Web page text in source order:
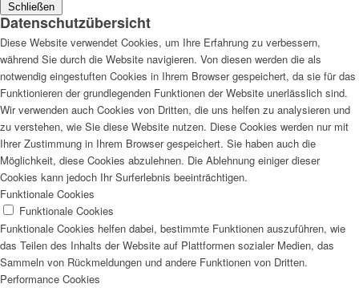
Schließen
Datenschutzübersicht
Diese Website verwendet Cookies, um Ihre Erfahrung zu verbessern,
während Sie durch die Website navigieren. Von diesen werden die als
notwendig eingestuften Cookies in Ihrem Browser gespeichert, da sie für das
Funktionieren der grundlegenden Funktionen der Website unerlässlich sind.
Wir verwenden auch Cookies von Dritten, die uns helfen zu analysieren und
zu verstehen, wie Sie diese Website nutzen. Diese Cookies werden nur mit
Ihrer Zustimmung in Ihrem Browser gespeichert. Sie haben auch die
Möglichkeit, diese Cookies abzulehnen. Die Ablehnung einiger dieser
Cookies kann jedoch Ihr Surferlebnis beeinträchtigen.
Funktionale Cookies
Funktionale Cookies
Funktionale Cookies helfen dabei, bestimmte Funktionen auszuführen, wie
das Teilen des Inhalts der Website auf Plattformen sozialer Medien, das
Sammeln von Rückmeldungen und andere Funktionen von Dritten.
Performance Cookies